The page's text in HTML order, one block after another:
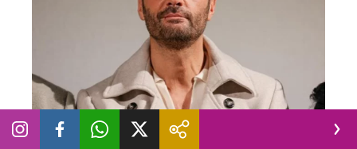
TELEVISIONE